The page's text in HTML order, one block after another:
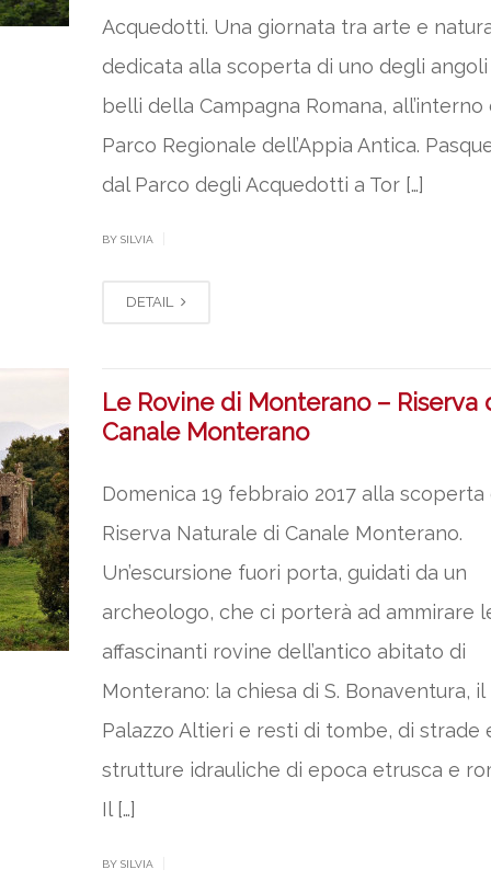
Acquedotti. Una giornata tra arte e
dedicata alla scoperta di uno degli
belli della Campagna Romana, all’interno
Parco Regionale dell’Appia Antica.
dal Parco degli Acquedotti a Tor […]
BY SILVIA
DETAIL
Le Rovine di Monterano – Riserva
Canale Monterano
Domenica 19 febbraio 2017 alla scoperta
Riserva Naturale di Canale Monterano.
Un’escursione fuori porta, guidati da un
archeologo, che ci porterà ad ammirare
affascinanti rovine dell’antico abitato di
Monterano: la chiesa di S. Bonaventura, il
Palazzo Altieri e resti di tombe, di strade
strutture idrauliche di epoca etrusca e
Il […]
BY SILVIA